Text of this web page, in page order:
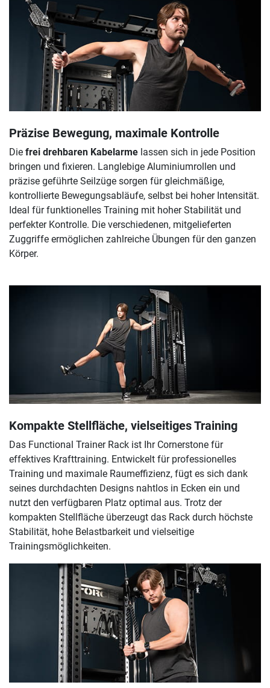
Präzise Bewegung, maximale Kontrolle
Die frei drehbaren Kabelarme lassen sich in jede Position
bringen und fixieren. Langlebige Aluminiumrollen und
präzise geführte Seilzüge sorgen für gleichmäßige,
kontrollierte Bewegungsabläufe, selbst bei hoher Intensität.
Ideal für funktionelles Training mit hoher Stabilität und
perfekter Kontrolle. Die verschiedenen, mitgelieferten
Zuggriffe ermöglichen zahlreiche Übungen für den ganzen
Körper.
Kompakte Stellfläche, vielseitiges Training
Das Functional Trainer Rack ist Ihr Cornerstone für
effektives Krafttraining. Entwickelt für professionelles
Training und maximale Raumeffizienz, fügt es sich dank
seines durchdachten Designs nahtlos in Ecken ein und
nutzt den verfügbaren Platz optimal aus. Trotz der
kompakten Stellfläche überzeugt das Rack durch höchste
Stabilität, hohe Belastbarkeit und vielseitige
Trainingsmöglichkeiten.